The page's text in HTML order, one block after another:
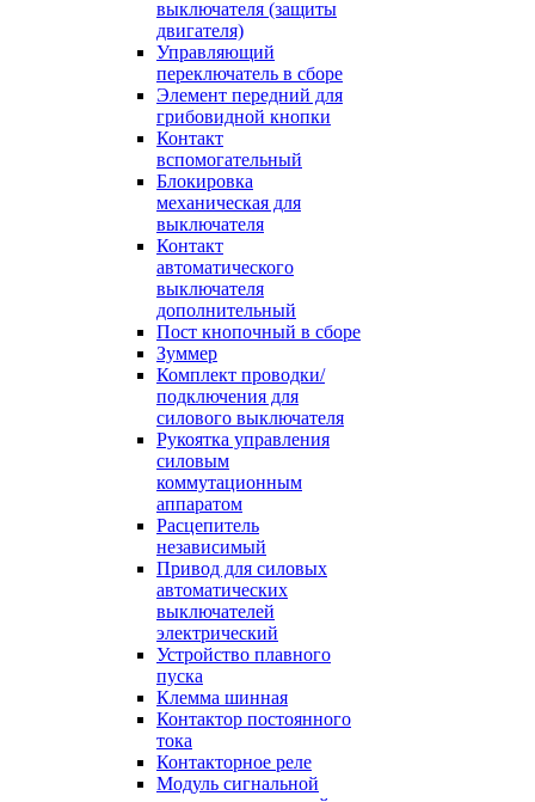
выключателя (защиты
двигателя)
Управляющий
переключатель в сборе
Элемент передний для
грибовидной кнопки
Контакт
вспомогательный
Блокировка
механическая для
выключателя
Контакт
автоматического
выключателя
дополнительный
Пост кнопочный в сборе
Зуммер
Комплект проводки/
подключения для
силового выключателя
Рукоятка управления
силовым
коммутационным
аппаратом
Расцепитель
независимый
Привод для силовых
автоматических
выключателей
электрический
Устройство плавного
пуска
Клемма шинная
Контактор постоянного
тока
Контакторное реле
Модуль сигнальной